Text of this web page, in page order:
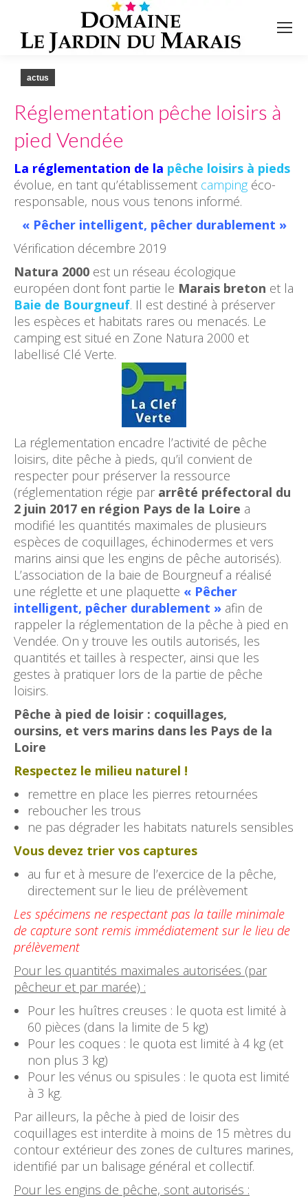
actus
Réglementation pêche loisirs à
pied Vendée
La réglementation de la pêche loisirs à pieds
évolue, en tant qu’établissement camping éco-
responsable, nous vous tenons informé.
« Pêcher intelligent, pêcher durablement »
Vérification décembre 2019
Natura 2000 est un réseau écologique
européen dont font partie le Marais breton et la
Baie de Bourgneuf. Il est destiné à préserver
les espèces et habitats rares ou menacés. Le
camping est situé en Zone Natura 2000 et
labellisé Clé Verte.
La réglementation encadre l’activité de pêche
loisirs, dite pêche à pieds, qu’il convient de
respecter pour préserver la ressource
(réglementation régie par arrêté préfectoral du
2 juin 2017 en région Pays de la Loire a
modifié les quantités maximales de plusieurs
espèces de coquillages, échinodermes et vers
marins ainsi que les engins de pêche autorisés).
L’association de la baie de Bourgneuf a réalisé
une réglette et une plaquette « Pêcher
intelligent, pêcher durablement » afin de
rappeler la réglementation de la pêche à pied en
Vendée. On y trouve les outils autorisés, les
quantités et tailles à respecter, ainsi que les
gestes à pratiquer lors de la partie de pêche
loisirs.
Pêche à pied de loisir : coquillages,
oursins, et vers marins dans les Pays de la
Loire
Respectez le milieu naturel !
remettre en place les pierres retournées
reboucher les trous
ne pas dégrader les habitats naturels sensibles
Vous devez trier vos captures
au fur et à mesure de l’exercice de la pêche,
directement sur le lieu de prélèvement
Les spécimens ne respectant pas la taille minimale
de capture sont remis immédiatement sur le lieu de
prélèvement
Pour les quantités maximales autorisées (par
pêcheur et par marée) :
Pour les huîtres creuses : le quota est limité à
60 pièces (dans la limite de 5 kg)
Pour les coques : le quota est limité à 4 kg (et
non plus 3 kg)
Pour les vénus ou spisules : le quota est limité
à 3 kg.
Par ailleurs, la pêche à pied de loisir des
coquillages est interdite à moins de 15 mètres du
contour extérieur des zones de cultures marines,
identifié par un balisage général et collectif.
Pour les engins de pêche, sont autorisés :